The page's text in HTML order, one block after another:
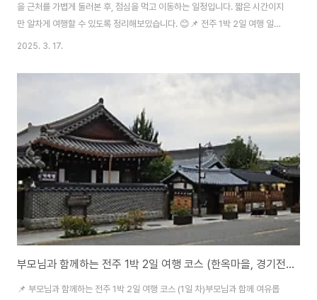
을 근처를 가볍게 둘러본 후, 점심을 먹고 이동하는 일정입니다. 짧은 시간이지
만 알차게 여행할 수 있도록 정리해보았습니다. 😊📌 전주 1박 2일 여행 일정
목차1️⃣ 아침 – 전주 한옥마을 아침 산책2️⃣ 남부시장 모주 한 잔 & 시장 구경
전주 한옥마을 아침 산책전주에서의 상쾌한 아침을 시작하려면, 조용한 한옥마
수 있는 전망 명소📍 경기전 아침 산책 – 사람들이 적어 한적한 분위기📍 한옥
마을 전통찻집 – 따뜻한 차 한잔하며 여유로운 아침https://han..
2025. 3. 17.
부모님과 함께하는 전주 1박 2일 여행 코스 (한옥마을, 경기전, 맛집 총정리!)
📌 부모님과 함께하는 전주 1박 2일 여행 코스 (1일 차)부모님과 함께 여유롭